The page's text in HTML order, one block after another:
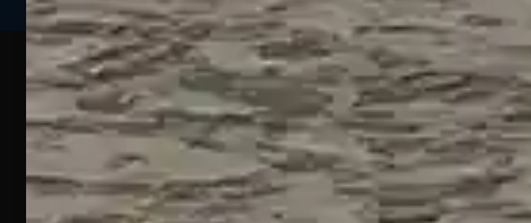
Web
Pesca
Un portale
pensato
per gli
Esperienze
Guide
sulla
sportiva
Assistenza
Clienti
Chi
Siamo
Contatti
Assistenza
Ecommerce